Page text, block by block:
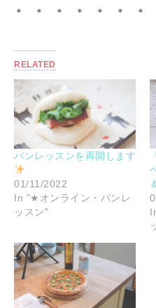
＊ ＊ ＊ ＊ ＊ ＊ ＊
RELATED
パンレッスンを再開します
01/11/2022
In "★オンライン・パンレ
ッスン"